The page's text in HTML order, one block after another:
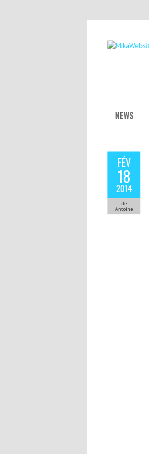
NEWS
FÉV
18
2014
de
Antoine